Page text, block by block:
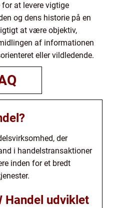
at levere vigtige
og dens historie på en
at være objektiv,
af informationen
eller vildledende.
der
i handelstransaktioner
inden for et bredt
Handel udviklet